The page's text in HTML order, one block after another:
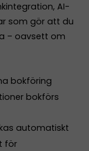
AI-
som gör att du
– oavsett om
bokföring
bokförs
automatiskt
för